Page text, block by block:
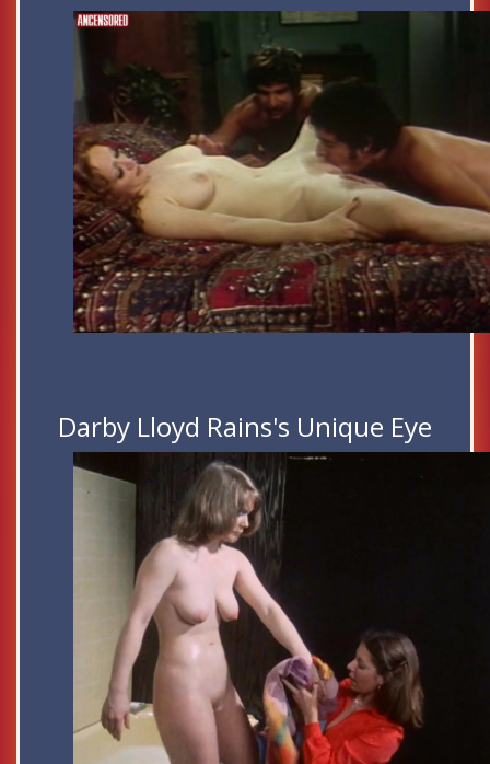
Darby Lloyd Rains's Unique Eye